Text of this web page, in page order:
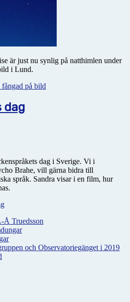
är just nu synlig på natthimlen under
i Lund.
på bild
dag
dag i Sverige. Vi i
Brahe, vill gärna bidra till
språk. Sandra visar i en film, hur
Å Truedsson
och Observatoriegänget i 2019